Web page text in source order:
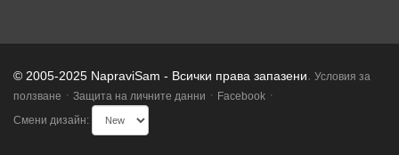
© 2005-2025 NapraviSam - Всички права запазени. Условия за
ползване · Защита на личните данни · Facebook ·
Смени дизайн: